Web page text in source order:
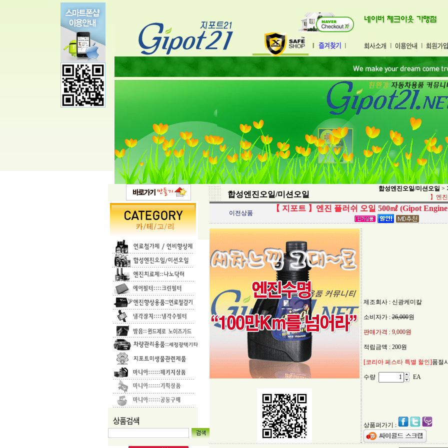
합성엔진오일/미션오일
합성엔진오일/미션오일 >
】엔
이전상품
【 지포트 】엔진 플러쉬 오일 500㎖ (Gipot
제조회사 : 신광케미칼
소비자가 :26,000원
판매가격 : 9,000원
적립금액 : 200원
[코리아 페스타 특별 할인]품절
수량 EA
상품퍼가기 :